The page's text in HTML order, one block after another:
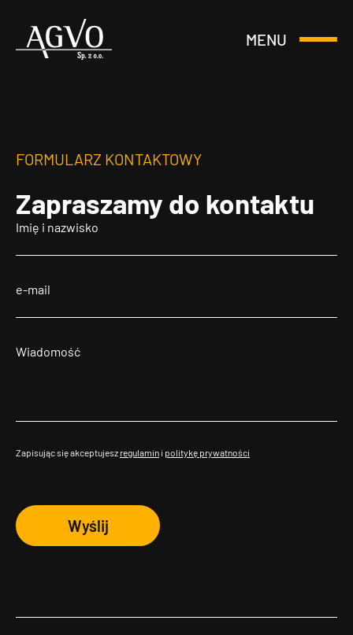
Header
MENU
Otwórz
FORMULARZ KONTAKTOWY
Zapraszamy do kontaktu
Zapisując się akceptujesz regulamin i politykę prywatności
Wyślij